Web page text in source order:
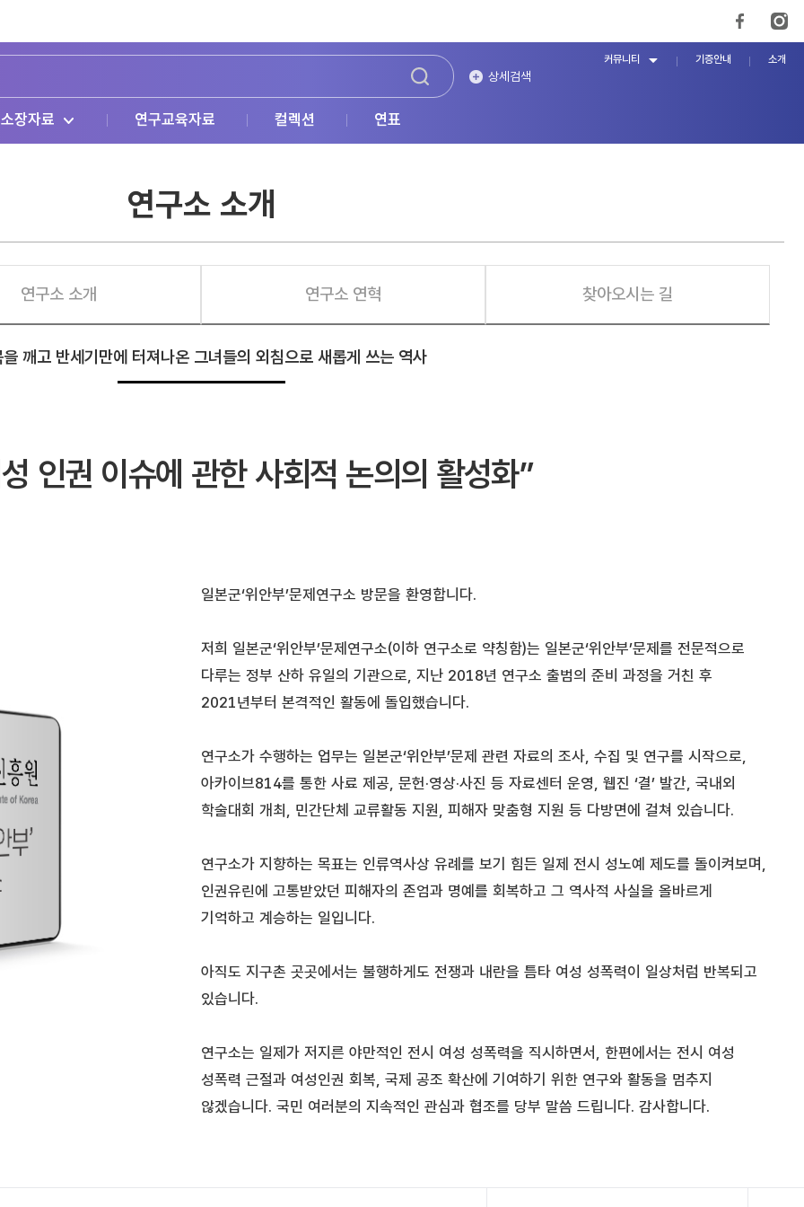
상세검색
소장자료 연구교육자료 컬렉션 연표
커뮤니티 기증안내 소개
연구소 소개
연구소 소개 연구소 연혁 찾아오시는 길
깨고 반세기만에 터져나온 그녀들의 외침으로 새롭게 쓰는 역사
인권 이슈에 관한 사회적 논의의 활성화”
일본군‘위안부’문제연구소 방문을 환영합니다.
저희 일본군‘위안부’문제연구소(이하 연구소로 약칭함)는 일본군‘위안부’문제를 전문적으로
다루는 정부 산하 유일의 기관으로, 지난 2018년 연구소 출범의 준비 과정을 거친 후
2021년부터 본격적인 활동에 돌입했습니다.
연구소가 수행하는 업무는 일본군‘위안부’문제 관련 자료의 조사, 수집 및 연구를 시작으로,
아카이브814를 통한 사료 제공, 문헌·영상·사진 등 자료센터 운영, 웹진 ‘결’ 발간, 국내외
학술대회 개최, 민간단체 교류활동 지원, 피해자 맞춤형 지원 등 다방면에 걸쳐 있습니다.
연구소가 지향하는 목표는 인류역사상 유례를 보기 힘든 일제 전시 성노예 제도를 돌이켜보며,
인권유린에 고통받았던 피해자의 존엄과 명예를 회복하고 그 역사적 사실을 올바르게
기억하고 계승하는 일입니다.
아직도 지구촌 곳곳에서는 불행하게도 전쟁과 내란을 틈타 여성 성폭력이 일상처럼 반복되고
있습니다.
연구소는 일제가 저지른 야만적인 전시 여성 성폭력을 직시하면서, 한편에서는 전시 여성
성폭력 근절과 여성인권 회복, 국제 공조 확산에 기여하기 위한 연구와 활동을 멈추지
않겠습니다. 국민 여러분의 지속적인 관심과 협조를 당부 말씀 드립니다. 감사합니다.